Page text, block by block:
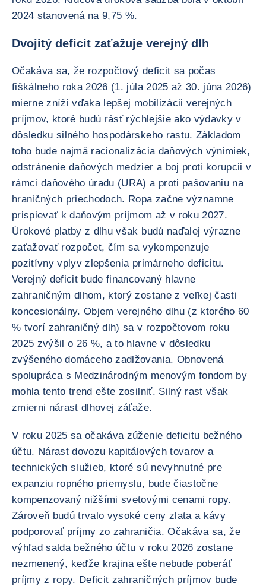
2024 stanovená na 9,75 %.
Dvojitý deficit zaťažuje verejný dlh
Očakáva sa, že rozpočtový deficit sa počas
fiškálneho roka 2026 (1. júla 2025 až 30. júna 2026)
mierne zníži vďaka lepšej mobilizácii verejných
príjmov, ktoré budú rásť rýchlejšie ako výdavky v
dôsledku silného hospodárskeho rastu. Základom
toho bude najmä racionalizácia daňových výnimiek,
odstránenie daňových medzier a boj proti korupcii v
rámci daňového úradu (URA) a proti pašovaniu na
hraničných priechodoch. Ropa začne významne
prispievať k daňovým príjmom až v roku 2027.
Úrokové platby z dlhu však budú naďalej výrazne
zaťažovať rozpočet, čím sa vykompenzuje
pozitívny vplyv zlepšenia primárneho deficitu.
Verejný deficit bude financovaný hlavne
zahraničným dlhom, ktorý zostane z veľkej časti
koncesionálny. Objem verejného dlhu (z ktorého 60
% tvorí zahraničný dlh) sa v rozpočtovom roku
2025 zvýšil o 26 %, a to hlavne v dôsledku
zvýšeného domáceho zadlžovania. Obnovená
spolupráca s Medzinárodným menovým fondom by
mohla tento trend ešte zosilniť. Silný rast však
zmierni nárast dlhovej záťaže.
V roku 2025 sa očakáva zúženie deficitu bežného
účtu. Nárast dovozu kapitálových tovarov a
technických služieb, ktoré sú nevyhnutné pre
expanziu ropného priemyslu, bude čiastočne
kompenzovaný nižšími svetovými cenami ropy.
Zároveň budú trvalo vysoké ceny zlata a kávy
podporovať príjmy zo zahraničia. Očakáva sa, že
výhľad salda bežného účtu v roku 2026 zostane
nezmenený, keďže krajina ešte nebude poberáť
príjmy z ropy. Deficit zahraničných príjmov bude